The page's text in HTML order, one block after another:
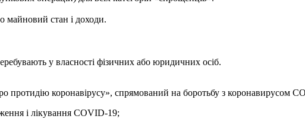
майновий стан і доходи.
у власності фізичних або юридичних осіб.
коронавірусу», спрямований на боротьбу з коронавирусом
і лікування COVID-19;